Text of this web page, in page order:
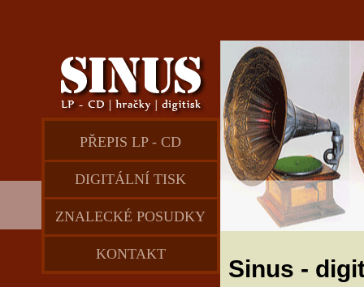
PŘEPIS LP - CD
DIGITÁLNÍ TISK
ZNALECKÉ POSUDKY
KONTAKT
Sinus -